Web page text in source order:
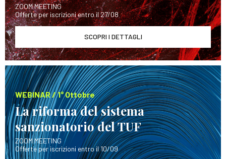
ZOOM MEETING
Offerte per iscrizioni entro il 27/08
SCOPRI I DETTAGLI
WEBINAR / 1° Ottobre
La riforma del sistema
sanzionatorio del TUF
ZOOM MEETING
Offerte per iscrizioni entro il 10/09